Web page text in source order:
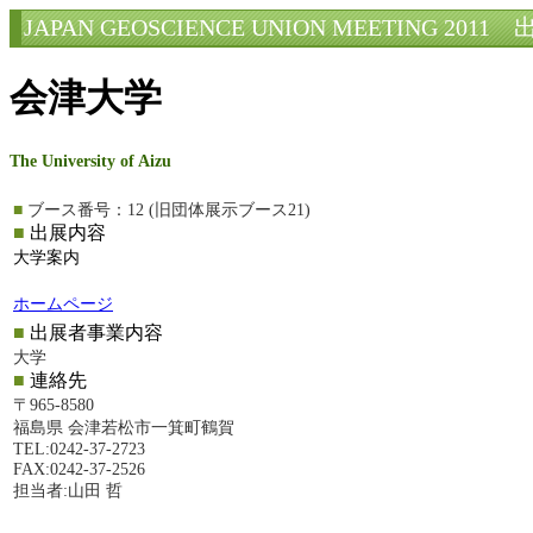
JAPAN GEOSCIENCE UNION MEETING 2011出
会津大学
The University of Aizu
■ ブース番号：12 (旧団体展示ブース21)
■ 出展内容
大学案内
ホームページ
■ 出展者事業内容
大学
■ 連絡先
〒965-8580
福島県 会津若松市一箕町鶴賀
TEL:0242-37-2723
FAX:0242-37-2526
担当者:山田 哲